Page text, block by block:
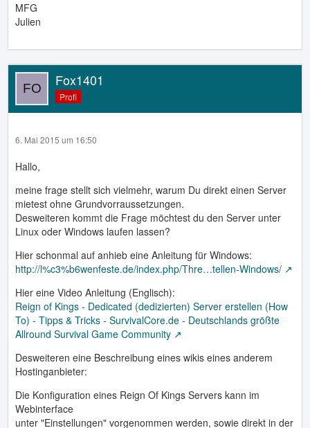
MFG
Julien
Fox1401
Profi
6. Mai 2015 um 16:50
Hallo,
meine frage stellt sich vielmehr, warum Du direkt einen Server
mietest ohne Grundvorraussetzungen.
Desweiteren kommt die Frage möchtest du den Server unter
Linux oder Windows laufen lassen?
Hier schonmal auf anhieb eine Anleitung für Windows:
http://l%c3%b6wenfeste.de/index.php/Thre…tellen-Windows/
Hier eine Video Anleitung (Englisch):
Reign of Kings - Dedicated (dedizierten) Server erstellen (How
To) - Tipps & Tricks - SurvivalCore.de - Deutschlands größte
Allround Survival Game Community
Desweiteren eine Beschreibung eines wikis eines anderem
Hostinganbieter:
Die Konfiguration eines Reign Of Kings Servers kann im
Webinterface
unter "Einstellungen" vorgenommen werden, sowie direkt in der